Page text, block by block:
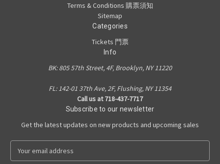
Terms & Conditions 購票須知
Sitemap
Categories
Tickets 門票
Info
BK: 805 57th Street, 4F, Brooklyn, NY 11220
FL: 142-01 37th Ave, 2F, Flushing, NY 11354
Call us at 718-437-7717
Subscribe to our newsletter
Get the latest updates on new products and upcoming sales